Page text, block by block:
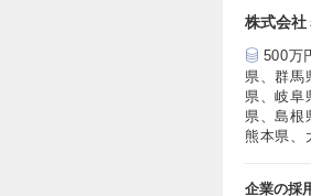
株式会社
500万
県、群馬
県、岐阜
県、島根
熊本県、
企業の採